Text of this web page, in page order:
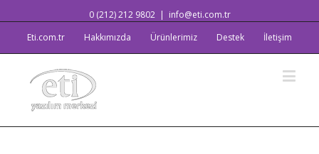
0 (212) 212 9802 | info@eti.com.tr
Eti.com.tr
Hakkımızda Ürünlerimiz Destek İletişim